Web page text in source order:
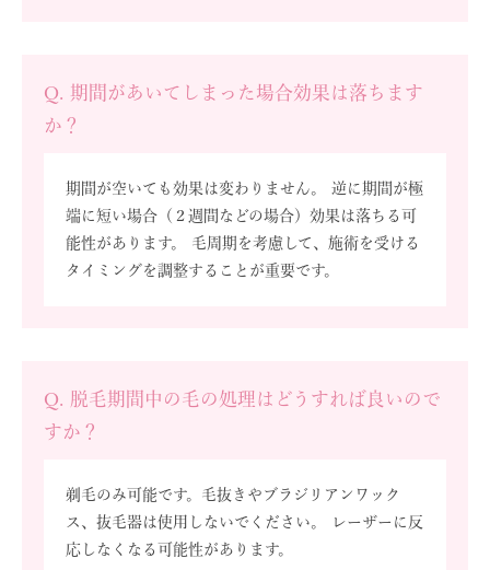
Q. 期間があいてしまった場合効果は落ちます
か？
期間が空いても効果は変わりません。 逆に期間が極
端に短い場合（２週間などの場合）効果は落ちる可
能性があります。 毛周期を考慮して、施術を受ける
タイミングを調整することが重要です。
Q. 脱毛期間中の毛の処理はどうすれば良いので
すか？
剃毛のみ可能です。毛抜きやブラジリアンワック
ス、抜毛器は使用しないでください。 レーザーに反
応しなくなる可能性があります。